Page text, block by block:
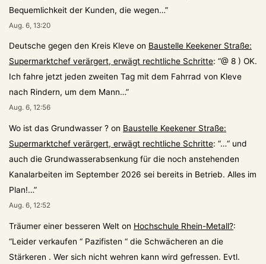
Bequemlichkeit der Kunden, die wegen…”
Aug. 6, 13:20
Deutsche gegen den Kreis Kleve on Baustelle Keekener Straße:
Supermarktchef verärgert, erwägt rechtliche Schritte: “@ 8 ) OK.
Ich fahre jetzt jeden zweiten Tag mit dem Fahrrad von Kleve
nach Rindern, um dem Mann…”
Aug. 6, 12:56
Wo ist das Grundwasser ? on Baustelle Keekener Straße:
Supermarktchef verärgert, erwägt rechtliche Schritte: “…“ und
auch die Grundwasserabsenkung für die noch anstehenden
Kanalarbeiten im September 2026 sei bereits in Betrieb. Alles im
Plan!…”
Aug. 6, 12:52
Träumer einer besseren Welt on Hochschule Rhein-Metall?:
“Leider verkaufen “ Pazifisten “ die Schwächeren an die
Stärkeren . Wer sich nicht wehren kann wird gefressen. Evtl.